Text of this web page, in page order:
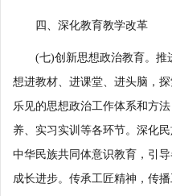
四、深化教育教学改革
(七)创新思想政治教育。推
想进教材、进课堂、进头脑，
乐见的思想政治工作体系和方
养、实习实训等各环节。深化
中华民族共同体意识教育，引
成长进步。传承工匠精神，传